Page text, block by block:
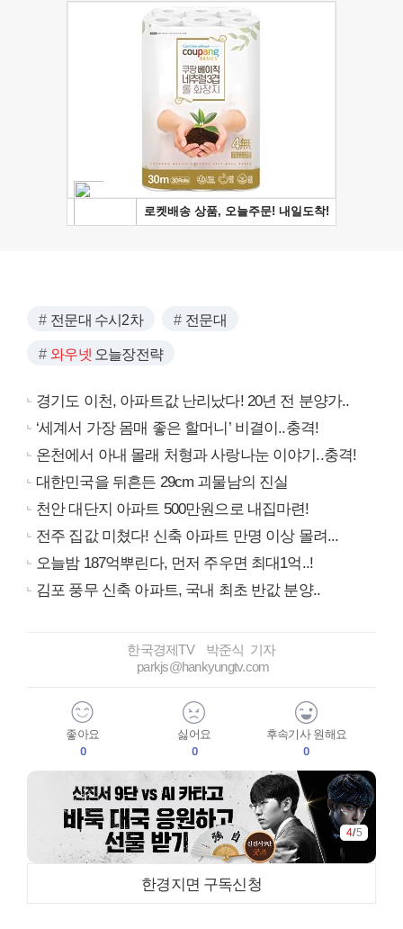
전문대 수시2차 전문대
와우넷 오늘장전략
경기도 이천, 아파트값 난리났다! 20년 전 분양가..
‘세계서 가장 몸매 좋은 할머니’ 비결이..충격!
온천에서 아내 몰래 처형과 사랑나눈 이야기..충격!
대한민국을 뒤흔든 29cm 괴물남의 진실
천안 대단지 아파트 500만원으로 내집마련!
전주 집값 미쳤다! 신축 아파트 만명 이상 몰려...
오늘밤 187억뿌린다, 먼저 주우면 최대1억..!
김포 풍무 신축 아파트, 국내 최초 반값 분양..
한국경제TV 박준식 기자
parkjs@hankyungtv.com
좋아요
0
싫어요
0
후속기사 원해요
0
4/5
한경지면 구독신청